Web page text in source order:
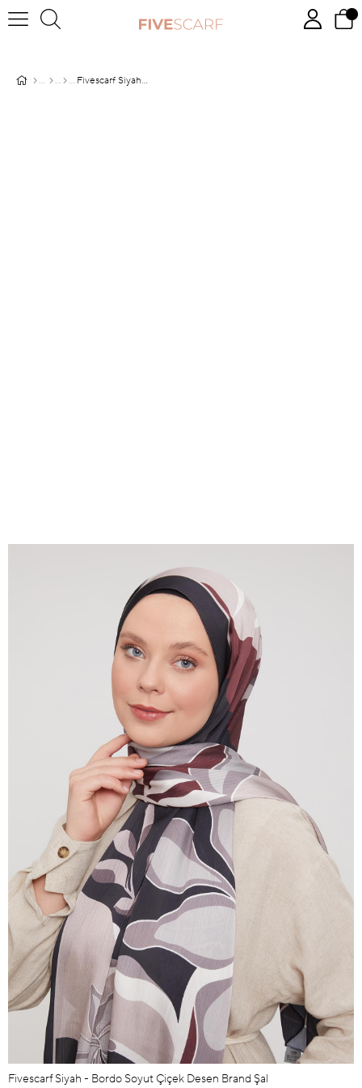
Fivescarf Siyah - Bordo Soyut Çiçek Desen Brand Şal
Fivescarf Siyah - Bordo Soyut Çiçek Desen Brand Şal